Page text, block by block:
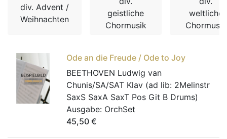
div. Advent /
Weihnachten
geistliche
Chormusik
weltliche
Chormusik
Ode an die Freude / Ode to Joy
BEETHOVEN Ludwig van
Chunis/SA/SAT Klav (ad lib: 2Melinstr
SaxS SaxA SaxT Pos Git B Drums)
Ausgabe: OrchSet
45,50 €